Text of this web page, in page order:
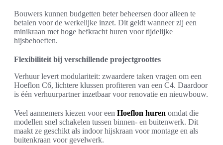
Bouwers kunnen budgetten beter beheersen door alleen te
betalen voor de werkelijke inzet. Dit geldt wanneer zij een
minikraan met hoge hefkracht huren voor tijdelijke
hijsbehoeften.
Flexibiliteit bij verschillende projectgroottes
Verhuur levert modulariteit: zwaardere taken vragen om een
Hoeflon C6, lichtere klussen profiteren van een C4. Daardoor
is één verhuurpartner inzetbaar voor renovatie en nieuwbouw.
Veel aannemers kiezen voor een Hoeflon huren omdat die
modellen snel schakelen tussen binnen- en buitenwerk. Dit
maakt ze geschikt als indoor hijskraan voor montage en als
buitenkraan voor gevelwerk.